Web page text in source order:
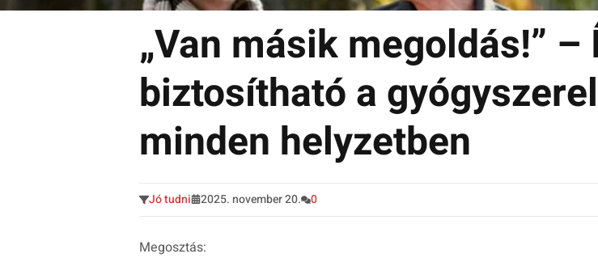
a
„Van másik megoldás!” –
biztosítható a
minden helyzetben
Jó tudni 2025. november 20. 0
Megosztás: